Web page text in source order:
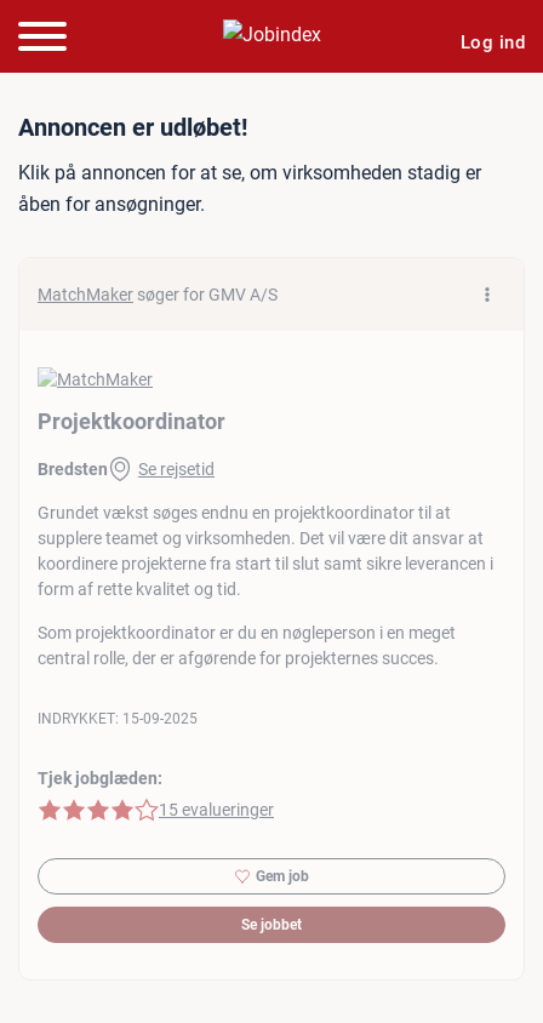
Log ind
Jobannonce:
Annoncen er udløbet!
Klik på annoncen for at se, om virksomheden stadig er
åben for ansøgninger.
MatchMaker søger for GMV A/S
Projektkoordinator
Bredsten Se rejsetid
Grundet vækst søges endnu en projektkoordinator til at
supplere teamet og virksomheden. Det vil være dit ansvar at
koordinere projekterne fra start til slut samt sikre leverancen i
form af rette kvalitet og tid.
Som projektkoordinator er du en nøgleperson i en meget
central rolle, der er afgørende for projekternes succes.
Tjek jobglæden:
4 af 5 stjerner
15 evalueringer
INDRYKKET: 15-09-2025
Gem job
Se jobbet